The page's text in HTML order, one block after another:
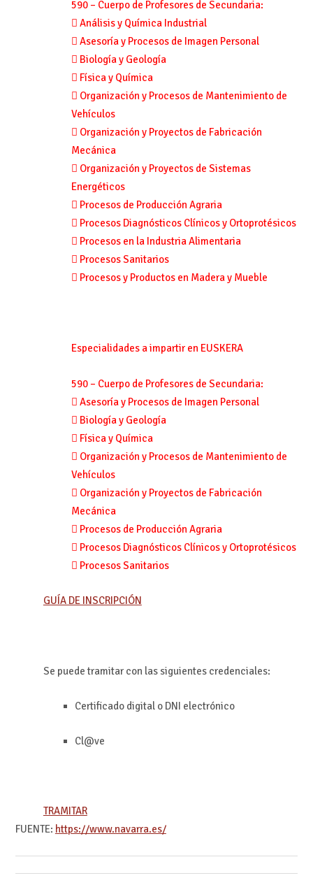
590 – Cuerpo de Profesores de Secundaria:
 Análisis y Química Industrial
 Asesoría y Procesos de Imagen Personal
 Biología y Geología
 Física y Química
 Organización y Procesos de Mantenimiento de
Vehículos
 Organización y Proyectos de Fabricación
Mecánica
 Organización y Proyectos de Sistemas
Energéticos
 Procesos de Producción Agraria
 Procesos Diagnósticos Clínicos y Ortoprotésicos
 Procesos en la Industria Alimentaria
 Procesos Sanitarios
 Procesos y Productos en Madera y Mueble
Especialidades a impartir en EUSKERA
590 – Cuerpo de Profesores de Secundaria:
 Asesoría y Procesos de Imagen Personal
 Biología y Geología
 Física y Química
 Organización y Procesos de Mantenimiento de
Vehículos
 Organización y Proyectos de Fabricación
Mecánica
 Procesos de Producción Agraria
 Procesos Diagnósticos Clínicos y Ortoprotésicos
 Procesos Sanitarios
GUÍA DE INSCRIPCIÓN
Se puede tramitar con las siguientes credenciales:
Certificado digital o DNI electrónico
Cl@ve
TRAMITAR
FUENTE: https://www.navarra.es/